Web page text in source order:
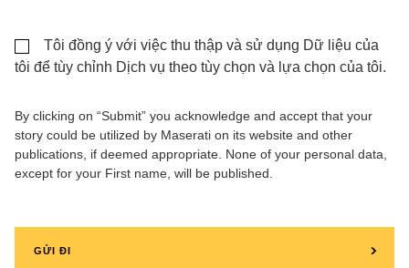
Tôi đồng ý với việc thu thập và sử dụng Dữ liệu của
tôi để tùy chỉnh Dịch vụ theo tùy chọn và lựa chọn của tôi.
By clicking on “Submit” you acknowledge and accept that your
story could be utilized by Maserati on its website and other
publications, if deemed appropriate. None of your personal data,
except for your First name, will be published.
GỬI ĐI